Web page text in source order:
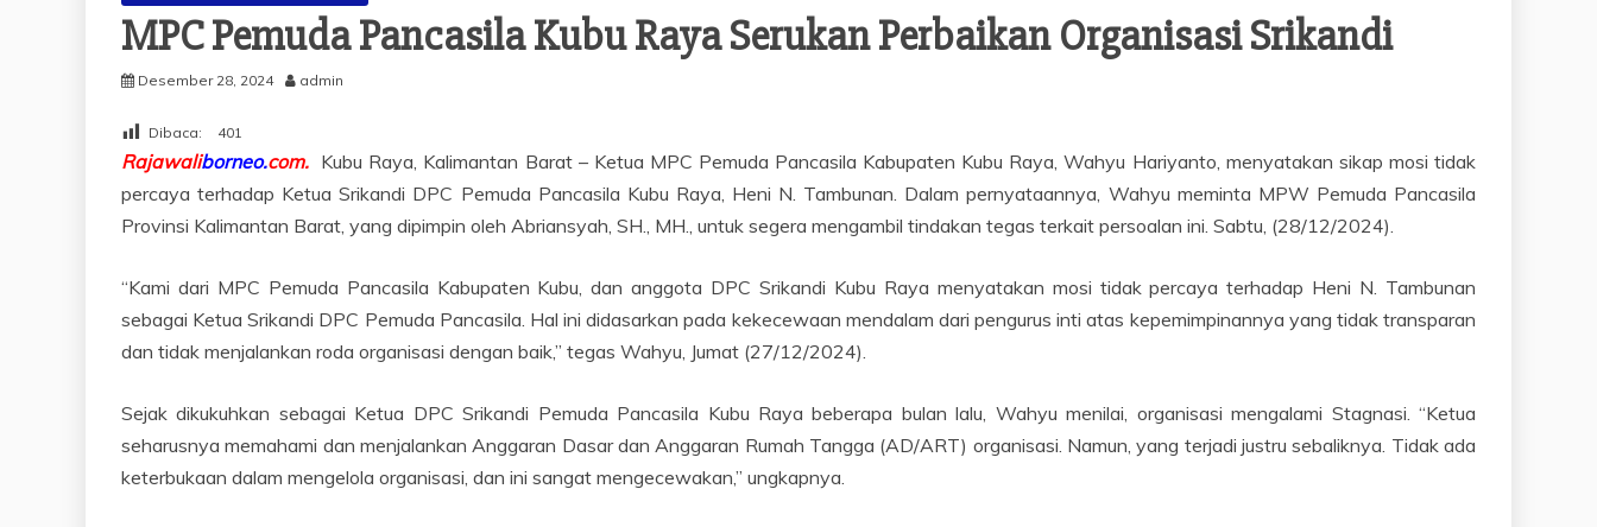
MPC Pemuda Pancasila Kubu Raya Serukan Perbaikan Organisasi Srikandi
Desember 28, 2024 admin
Dibaca: 401
Rajawaliborneo.com. Kubu Raya, Kalimantan Barat – Ketua MPC Pemuda Pancasila Kabupaten Kubu Raya, Wahyu Hariyanto, menyatakan sikap mosi tidak
percaya terhadap Ketua Srikandi DPC Pemuda Pancasila Kubu Raya, Heni N. Tambunan. Dalam pernyataannya, Wahyu meminta MPW Pemuda Pancasila
Provinsi Kalimantan Barat, yang dipimpin oleh Abriansyah, SH., MH., untuk segera mengambil tindakan tegas terkait persoalan ini. Sabtu, (28/12/2024).
“Kami dari MPC Pemuda Pancasila Kabupaten Kubu, dan anggota DPC Srikandi Kubu Raya menyatakan mosi tidak percaya terhadap Heni N. Tambunan
sebagai Ketua Srikandi DPC Pemuda Pancasila. Hal ini didasarkan pada kekecewaan mendalam dari pengurus inti atas kepemimpinannya yang tidak transparan
dan tidak menjalankan roda organisasi dengan baik,” tegas Wahyu, Jumat (27/12/2024).
Sejak dikukuhkan sebagai Ketua DPC Srikandi Pemuda Pancasila Kubu Raya beberapa bulan lalu, Wahyu menilai, organisasi mengalami Stagnasi. “Ketua
seharusnya memahami dan menjalankan Anggaran Dasar dan Anggaran Rumah Tangga (AD/ART) organisasi. Namun, yang terjadi justru sebaliknya. Tidak ada
keterbukaan dalam mengelola organisasi, dan ini sangat mengecewakan,” ungkapnya.